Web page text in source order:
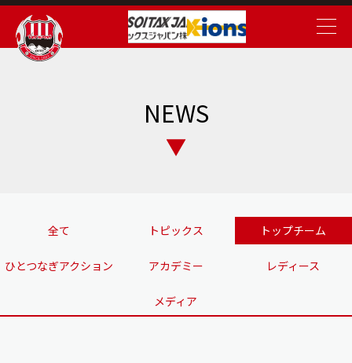
NEWS
全て トピックス トップチーム
ひとつなぎアクション アカデミー レディース
メディア